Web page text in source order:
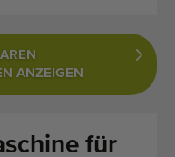
ANZEIGEN
für